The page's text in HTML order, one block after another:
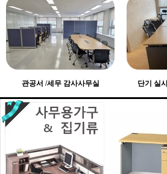
관공서 /세무 감사사무실 단기 실